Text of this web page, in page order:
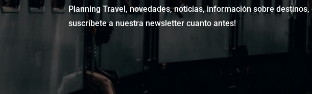
Planning Travel, novedades, noticias, información sobre destinos,
suscríbete a nuestra newsletter cuanto antes!